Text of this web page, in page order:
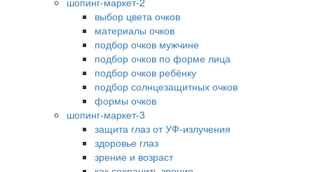
выбор цвета очков
материалы очков
подбор очков мужчине
подбор очков по форме лица
подбор очков ребёнку
подбор солнцезащитных очков
формы очков
шопинг-маркет-3
защита глаз от УФ-излучения
здоровье глаз
зрение и возраст